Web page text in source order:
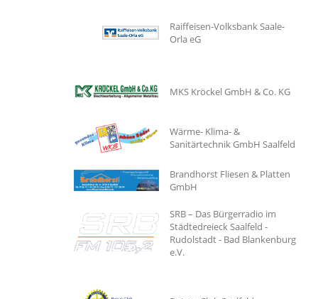
Raiffeisen-Volksbank Saale-
Orla eG
MKS Kröckel GmbH & Co. KG
Wärme- Klima- &
Sanitärtechnik GmbH Saalfeld
Brandhorst Fliesen & Platten
GmbH
SRB – Das Bürgerradio im
Städtedreieck Saalfeld -
Rudolstadt - Bad Blankenburg
e.V.